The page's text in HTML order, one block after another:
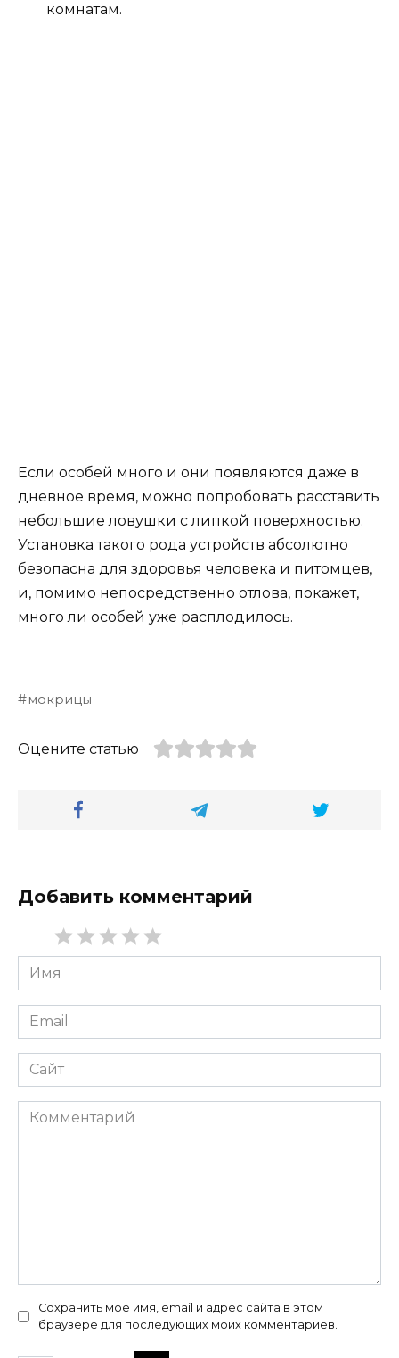
комнатам.
Если особей много и они появляются даже в
дневное время, можно попробовать расставить
небольшие ловушки с липкой поверхностью.
Установка такого рода устройств абсолютно
безопасна для здоровья человека и питомцев,
и, помимо непосредственно отлова, покажет,
много ли особей уже расплодилось.
мокрицы
Оцените статью
Добавить комментарий
Имя
*
Email
*
Сайт
Комментарий
Сохранить моё имя, email и адрес сайта в этом
браузере для последующих моих комментариев.